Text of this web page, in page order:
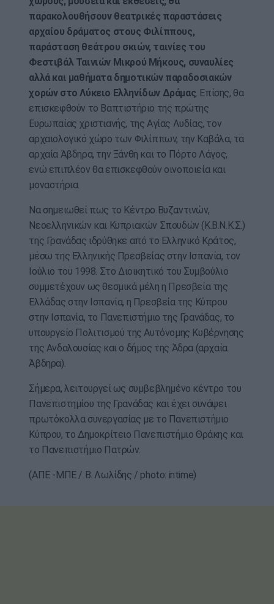
παρακολουθήσουν θεατρικές παραστάσεις
αρχαίου δράματος στους Φιλίππους,
παράσταση θεάτρου σκιών, ταινίες του
Φεστιβάλ Ταινιών Μικρού Μήκους, συναυλίες
αλλά και μαθήματα δημοτικών παραδοσιακών
χορών στο Λύκειο Ελληνίδων Δράμας. Επίσης, θα
επισκεφθούν το Βαπτιστήριο της πρώτης
Ευρωπαίας χριστιανής, της Αγίας Λυδίας, τον
αρχαιολογικό χώρο των Φιλίππων, την Καβάλα, τα
αρχαία Άβδηρα, την Ξάνθη και το Πόρτο Λάγος,
ενώ επιπλέον θα επισκεφθούν οινοποιεία και
μοναστήρια.
Να σημειωθεί πως το Κέντρο Βυζαντινών,
Νεοελληνικών και Κυπριακών Σπουδών (Κ.Β.Ν.Κ.Σ.)
της Γρανάδας ιδρύθηκε από το Ελληνικό Κράτος,
μέσω της Ελληνικής Πρεσβείας στην Ισπανία, τον
Ιούλιο του 1998. Στο Διοικητικό του Συμβούλιο
συμμετέχουν ως θεσμικά μέλη η Πρεσβεία της
Ελλάδας στην Ισπανία, η Πρεσβεία της Κύπρου
στην Ισπανία, το Πανεπιστήμιο της Γρανάδας, το
υπουργείο Πολιτισμού της Αυτόνομης Κυβέρνησης
της Ανδαλουσίας και ο δήμος της Άδρα (αρχαία
Άβδηρα).
Σήμερα, λειτουργεί ως συμβεβλημένο κέντρο του
Πανεπιστημίου της Γρανάδας και έχει συνάψει
πρωτόκολλα συνεργασίας με το Πανεπιστήμιο
Κύπρου, το Δημοκρίτειο Πανεπιστήμιο Θράκης και
το Πανεπιστήμιο Πατρών.
(ΑΠΕ -ΜΠΕ / Β. Λωλίδης / photo: intime)